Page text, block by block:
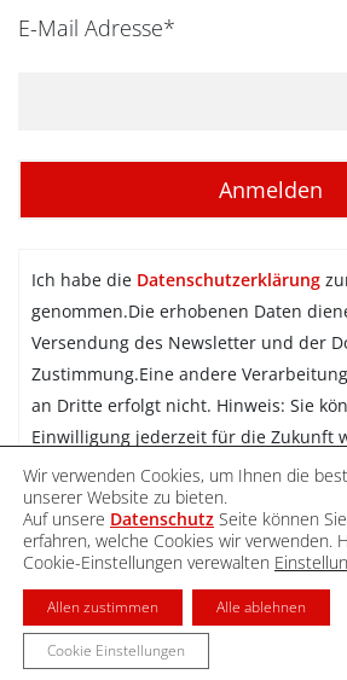
E-Mail Adresse*
Ich habe die Datenschutzerklärung
genommen.Die erhobenen Daten
Versendung des Newsletter und der
Zustimmung.Eine andere
an Dritte erfolgt nicht. Hinweis: Sie
Einwilligung jederzeit für die Zukunft
Newsletter abonnieren
DATENSCHUTZ IMPRESSUM
Wir verwenden Cookies, um Ihnen die
unserer Website zu bieten.
Auf unsere Datenschutz Seite können
erfahren, welche Cookies wir verwenden.
Cookie-Einstellungen verewalten
Allen zustimmen Alle ablehnen
Cookie Einstellungen